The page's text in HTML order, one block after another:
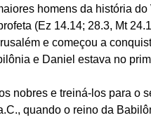
homens da história
(Ez 14.14; 28.3, Mt
e começou a
e Daniel estava no
nobres e treiná-los para o
quando o reino da